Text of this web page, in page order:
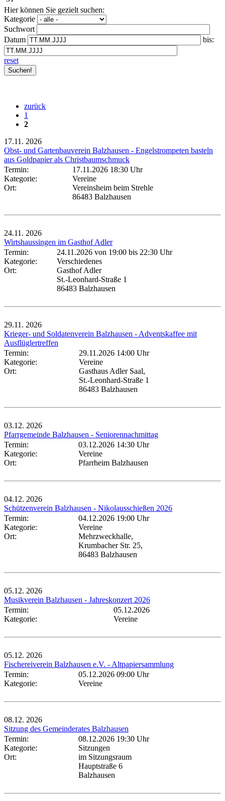
Hier können Sie gezielt suchen:
Kategorie
Suchwort
Datum
bis:
reset
zurück
1
2
17.11. 2026
Obst- und Gartenbauverein Balzhausen - Engelstrompeten basteln
aus Goldpapier als Christbaumschmuck
Termin:
17.11.2026 18:30 Uhr
Kategorie:
Vereine
Ort:
Vereinsheim beim Strehle
86483 Balzhausen
24.11. 2026
Wirtshaussingen im Gasthof Adler
Termin:
24.11.2026 von 19:00 bis 22:30 Uhr
Kategorie:
Verschiedenes
Ort:
Gasthof Adler
St.-Leonhard-Straße 1
86483 Balzhausen
29.11. 2026
Krieger- und Soldatenverein Balzhausen - Adventskaffee mit
Ausflüglertreffen
Termin:
29.11.2026 14:00 Uhr
Kategorie:
Vereine
Ort:
Gasthaus Adler Saal,
St.-Leonhard-Straße 1
86483 Balzhausen
03.12. 2026
Pfarrgemeinde Balzhausen - Seniorennachmittag
Termin:
03.12.2026 14:30 Uhr
Kategorie:
Vereine
Ort:
Pfarrheim Balzhausen
04.12. 2026
Schützenverein Balzhausen - Nikolausschießen 2026
Termin:
04.12.2026 19:00 Uhr
Kategorie:
Vereine
Ort:
Mehrzweckhalle,
Krumbacher Str. 25,
86483 Balzhausen
05.12. 2026
Musikverein Balzhausen - Jahreskonzert 2026
Termin:
05.12.2026
Kategorie:
Vereine
05.12. 2026
Fischereiverein Balzhausen e.V. - Altpapiersammlung
Termin:
05.12.2026 09:00 Uhr
Kategorie:
Vereine
08.12. 2026
Sitzung des Gemeinderates Balzhausen
Termin:
08.12.2026 19:30 Uhr
Kategorie:
Sitzungen
Ort:
im Sitzungsraum
Hauptstraße 6
Balzhausen